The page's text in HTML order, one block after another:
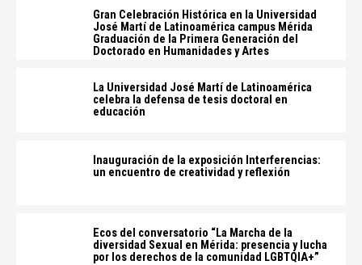
Gran Celebración Histórica en la Universidad
José Martí de Latinoamérica campus Mérida
Graduación de la Primera Generación del
Doctorado en Humanidades y Artes
La Universidad José Martí de Latinoamérica
celebra la defensa de tesis doctoral en
educación
Inauguración de la exposición Interferencias:
un encuentro de creatividad y reflexión
Ecos del conversatorio “La Marcha de la
diversidad Sexual en Mérida: presencia y lucha
por los derechos de la comunidad LGBTQIA+”